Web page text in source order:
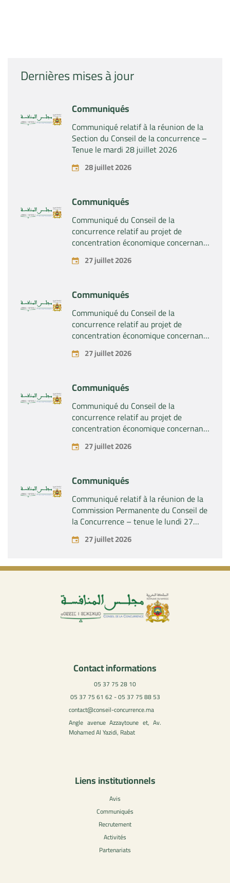
Dernières mises à jour
Communiqués
Communiqué relatif à la réunion de la
Section du Conseil de la concurrence –
Tenue le mardi 28 juillet 2026
28 juillet 2026
Communiqués
Communiqué du Conseil de la
concurrence relatif au projet de
concentration économique concernant
la prise du contrôle exclusif par la
société « Substipharm SAS » des actifs
pharmaceutiques « Rilutek » et «
Sabril » détenus par la société « Sanofi
SA »
27 juillet 2026
Communiqués
Communiqué du Conseil de la
concurrence relatif au projet de
concentration économique concernant
la prise du contrôle exclusif par la
société « Plastika Kritis SA » de la
27 juillet 2026
Communiqués
Communiqué du Conseil de la
concurrence relatif au projet de
concentration économique concernant
la prise par la société « Fives SAS » du
contrôle exclusif de la société « Aries
27 juillet 2026
Communiqués
Communiqué relatif à la réunion de la
Commission Permanente du Conseil de
la Concurrence – tenue le lundi 27
juillet 2026
27 juillet 2026
Contact informations
05 37 75 28 10
05 37 75 61 62 - 05 37 75 88 53
contact@conseil-concurrence.ma
Angle avenue Azzaytoune et, Av.
Mohamed Al Yazidi, Rabat
Liens institutionnels
Avis
Communiqués
Recrutement
Activités
Partenariats